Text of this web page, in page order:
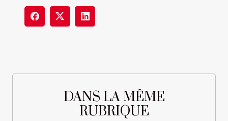
DANS LA MÊME
RUBRIQUE